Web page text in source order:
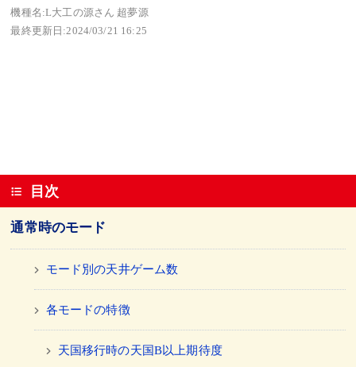
機種名:L大工の源さん 超夢源
最終更新日:2024/03/21 16:25
目次
通常時のモード
モード別の天井ゲーム数
各モードの特徴
天国移行時の天国B以上期待度